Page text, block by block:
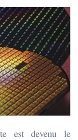
est devenu le